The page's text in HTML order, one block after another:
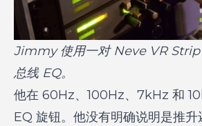
Jimmy 使用一对 Neve VR Strip
总线 EQ。
他在 60Hz、100Hz、7kHz 和
EQ 旋钮。他没有明确说明是推